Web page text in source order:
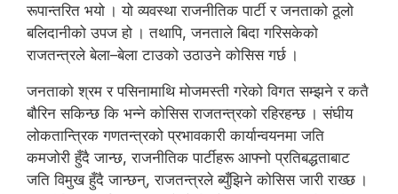
रूपान्तरित भयो । यो व्यवस्था राजनीतिक पार्टी र जनताको ठूलो
बलिदानीको उपज हो । तथापि, जनताले बिदा गरिसकेको
राजतन्त्रले बेला–बेला टाउको उठाउने कोसिस गर्छ ।
जनताको श्रम र पसिनामाथि मोजमस्ती गरेको विगत सम्झने र कतै
बौरिन सकिन्छ कि भन्ने कोसिस राजतन्त्रको रहिरहन्छ । संघीय
लोकतान्त्रिक गणतन्त्रको प्रभावकारी कार्यान्वयनमा जति
कमजोरी हुँदै जान्छ, राजनीतिक पार्टीहरू आफ्नो प्रतिबद्धताबाट
जति विमुख हुँदै जान्छन्, राजतन्त्रले ब्युँझिने कोसिस जारी राख्छ ।